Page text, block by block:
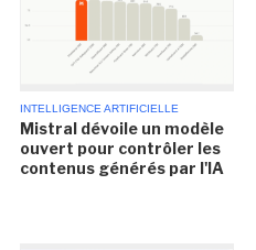
INTELLIGENCE ARTIFICIELLE
Mistral dévoile un modèle
ouvert pour contrôler les
contenus générés par l'IA